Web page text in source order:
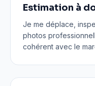
Estimation à
Je me déplace,
photos
cohérent avec le